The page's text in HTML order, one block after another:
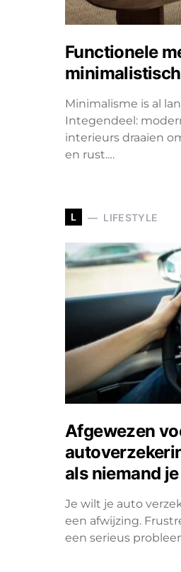
Functionele
Minimalisme is al
Integendeel:
interieurs draaien
en rust.…
L LIFESTYLE
Afgewezen
als niemand
Je wilt je auto
een afwijzing.
een serieus